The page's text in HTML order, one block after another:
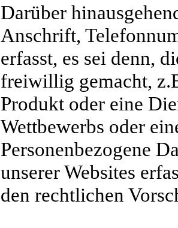
Darüber
Anschrift,
erfasst, es sei denn,
freiwillig gemacht,
Produkt oder eine
Wettbewerbs oder
Personenbezogene
unserer Websites
den rechtlichen